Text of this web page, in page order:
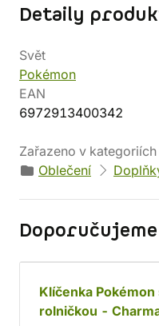
Detaily
Svět
Pokémon
EAN
6972913400342
Zařazeno v kategoriích
Oblečení
Doporučujeme
Klíčenka Pokémon
rolničkou -